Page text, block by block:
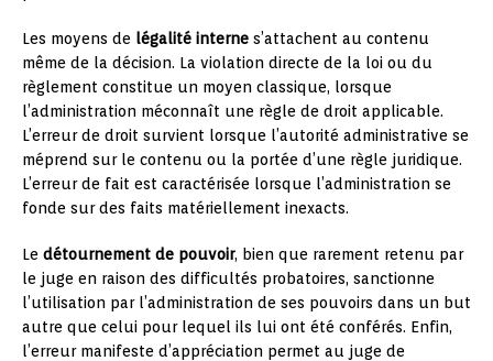
Les moyens de légalité interne s’attachent au contenu
même de la décision. La violation directe de la loi ou du
règlement constitue un moyen classique, lorsque
l’administration méconnaît une règle de droit applicable.
L’erreur de droit survient lorsque l’autorité administrative se
méprend sur le contenu ou la portée d’une règle juridique.
L’erreur de fait est caractérisée lorsque l’administration se
fonde sur des faits matériellement inexacts.
Le détournement de pouvoir, bien que rarement retenu par
le juge en raison des difficultés probatoires, sanctionne
l’utilisation par l’administration de ses pouvoirs dans un but
autre que celui pour lequel ils lui ont été conférés. Enfin,
l’erreur manifeste d’appréciation permet au juge de